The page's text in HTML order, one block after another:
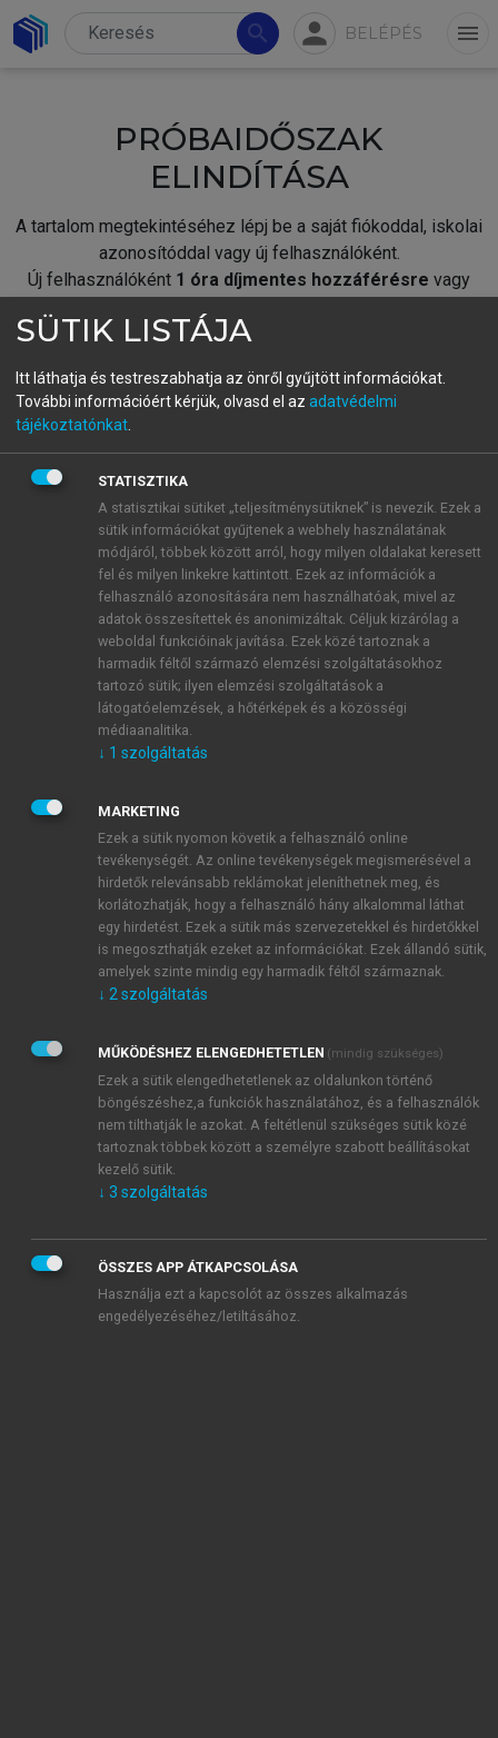
search person BELÉPÉS menu
PRÓBAIDŐSZAK
ELINDÍTÁSA
A tartalom megtekintéséhez lépj be a saját fiókoddal, iskolai
azonosítóddal vagy új felhasználóként.
Új felhasználóként 1 óra díjmentes hozzáférésre vagy
fiókoddal,vagy hozz létre új fiókot.
A regisztráció után apróbaidőszakautomatikusan
BELÉPÉS SAJÁT FIÓKKAL
ÚJ FIÓK LÉTREHOZÁSA
1 óra díjmentes hozzáférés
E-MAIL-CÍM
JELSZÓ
JELSZÓ ÚJRA
Kérek értesítést a MeRSZ újdonságairól, akcióiról.
Kérek értesítést az Akadémiai Kiadó Zrt. újdonságairól,
Adatkezelési tájékoztatóbanfoglaltakat tudomásul
veszem és elfogadom.
Általános vásárlási feltételeket, valamint a szotar.netés a
mersz.huoldalak licencszerződéseiben foglaltakat
tudomásul veszem és elfogadom.
KIPRÓBÁLOM
SÜTIK LISTÁJA
Itt láthatja és testreszabhatja az önről gyűjtött információkat.
További információért kérjük, olvasd el az adatvédelmi
tájékoztatónkat
STATISZTIKA
A statisztikai sütiket „teljesítménysütiknek” is nevezik. Ezek a
sütik információkat gyűjtenek a webhely használatának
módjáról, többek között arról, hogy milyen oldalakat keresett
fel és milyen linkekre kattintott. Ezek az információk a
felhasználó azonosítására nem használhatóak, mivel az
adatok összesítettek és anonimizáltak. Céljuk kizárólag a
weboldal funkcióinak javítása. Ezek közé tartoznak a
harmadik féltől származó elemzési szolgáltatásokhoz
tartozó sütik; ilyen elemzési szolgáltatások a
látogatóelemzések, a hőtérképek és a közösségi
médiaanalitika.
↓ 1 szolgáltatás
MARKETING
Ezek a sütik nyomon követik a felhasználó online
tevékenységét. Az online tevékenységek megismerésével a
hirdetők relevánsabb reklámokat jeleníthetnek meg, és
korlátozhatják, hogy a felhasználó hány alkalommal láthat
egy hirdetést. Ezek a sütik más szervezetekkel és hirdetőkkel
is megoszthatják ezeket az információkat. Ezek állandó sütik,
amelyek szinte mindig egy harmadik féltől származnak.
↓ 2 szolgáltatás
MŰKÖDÉSHEZ ELENGEDHETETLEN (mindig szükséges)
Ezek a sütik elengedhetetlenek az oldalunkon történő
böngészéshez,a funkciók használatához, és a felhasználók
nem tilthatják le azokat. A feltétlenül szükséges sütik közé
tartoznak többek között a személyre szabott beállításokat
kezelő sütik.
↓ 3 szolgáltatás
ÖSSZES APP ÁTKAPCSOLÁSA
Használja ezt a kapcsolót az összes alkalmazás
engedélyezéséhez/letiltásához.